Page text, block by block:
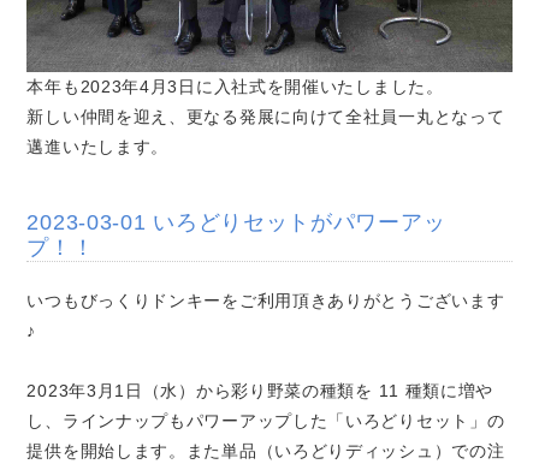
本年も2023年4月3日に入社式を開催いたしました。
新しい仲間を迎え、更なる発展に向けて全社員一丸となって
邁進いたします。
2023-03-01 いろどりセットがパワーアッ
プ！！
いつもびっくりドンキーをご利用頂きありがとうございます
♪
2023年3月1日（水）から彩り野菜の種類を 11 種類に増や
し、ラインナップもパワーアップした「いろどりセット」の
提供を開始します。また単品（いろどりディッシュ）での注